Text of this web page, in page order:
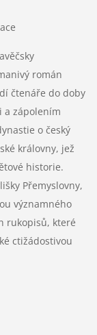
román
čtenáře do doby
a zápolením
o český
královny, jež
historie.
Přemyslovny,
významného
rukopisů, které
ctižádostivou